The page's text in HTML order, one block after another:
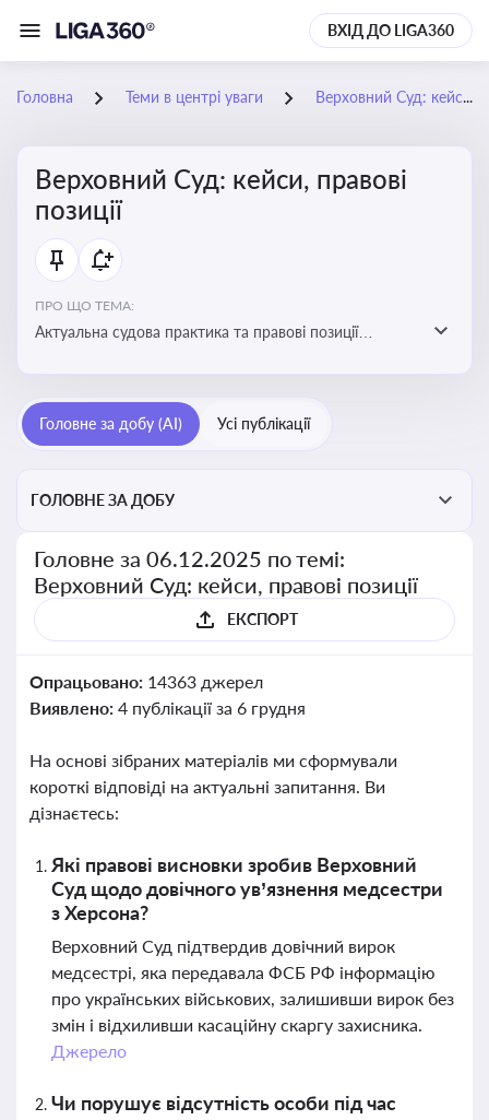
ВХІД ДО LIGA360
Головна Теми в центрі уваги Верховний Суд: кейси, правові позиції
Верховний Суд: кейси, правові
позиції
ПРО ЩО ТЕМА:
Актуальна судова практика та правові позиції
Головне за добу (AI) Усі публікації
ГОЛОВНЕ ЗА ДОБУ
Головне за 06.12.2025 по темі:
Верховний Суд: кейси, правові позиції
ЕКСПОРТ
Опрацьовано: 14363 джерел
Виявлено: 4 публікації за 6 грудня
На основі зібраних матеріалів ми сформували
короткі відповіді на актуальні запитання. Ви
дізнаєтесь:
Які правові висновки зробив Верховний
Суд щодо довічного ув’язнення медсестри
з Херсона?
Верховний Суд підтвердив довічний вирок
медсестрі, яка передавала ФСБ РФ інформацію
про українських військових, залишивши вирок без
змін і відхиливши касаційну скаргу захисника.
Джерело
Чи порушує відсутність особи під час